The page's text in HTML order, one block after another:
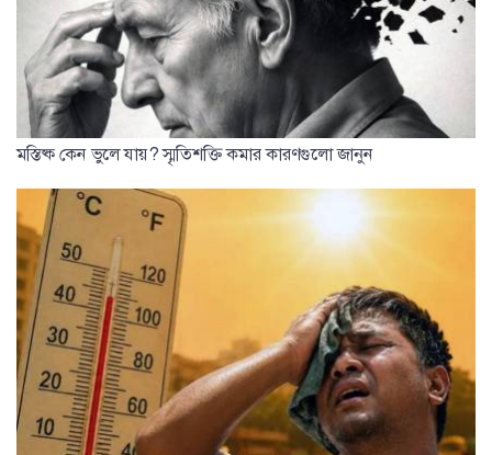
মস্তিষ্ক কেন ভুলে যায়? স্মৃতিশক্তি কমার কারণগুলো জানুন